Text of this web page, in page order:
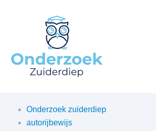
Onderzoek zuiderdiep
autorijbewijs